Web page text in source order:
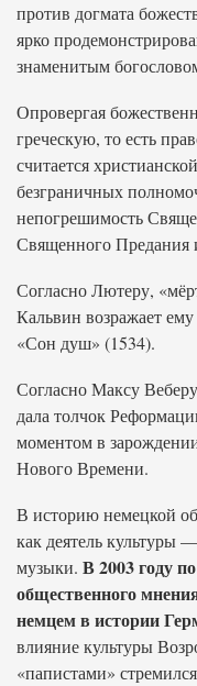
против догмата
ярко
знаменитым
Опровергая
греческую, то есть
считается
безграничных
непогрешимость
Священного Предания
Согласно Лютеру,
Кальвин возражает
«Сон душ» (1534).
Согласно Максу
дала толчок
моментом в
Нового Времени.
В историю немецкой
как деятель культуры
музыки. В 2003 году
общественного
немцем в истории
влияние культуры
«папистами»